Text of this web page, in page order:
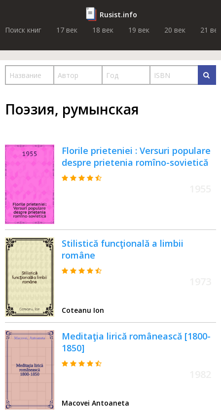
Rusist.info
Поиск книг
17 век 18 век 19 век 20 век 21 век
Поэзия, румынская
Florile prieteniei : Versuri populare
despre prietenia romîno-sovietică
Stilistică funcţională a limbii
române
Coteanu Ion
Meditaţia lirică românească [1800-
1850]
Macovei Antoaneta